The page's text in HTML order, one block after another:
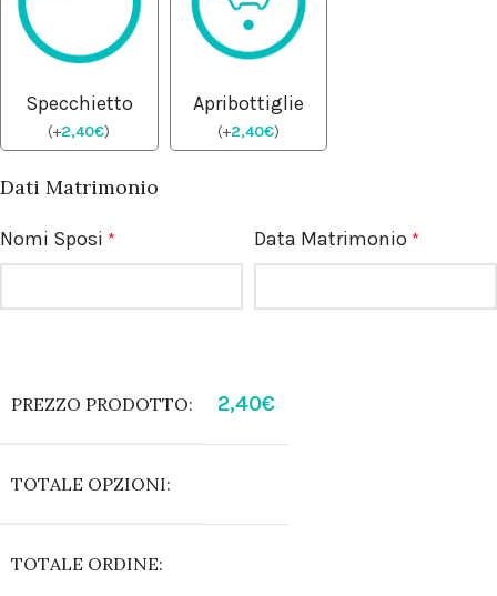
Specchietto
(+2,40€)
Apribottiglie
(+2,40€)
Dati Matrimonio
Nomi Sposi * Data Matrimonio *
PREZZO PRODOTTO: 2,40€
TOTALE OPZIONI:
TOTALE ORDINE: